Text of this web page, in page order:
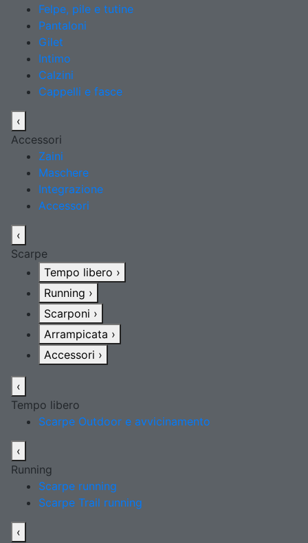
Felpe, pile e tutine
Pantaloni
Gilet
Intimo
Calzini
Cappelli e fasce
‹
Accessori
Zaini
Maschere
Integrazione
Accessori
‹
Scarpe
Tempo libero ›
Running ›
Scarponi ›
Arrampicata ›
Accessori ›
‹
Tempo libero
Scarpe Outdoor e avvicinamento
‹
Running
Scarpe running
Scarpe Trail running
‹